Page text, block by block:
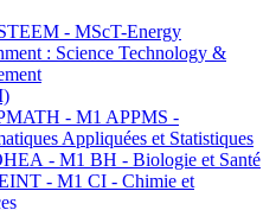
- MScT-Energy
: Science Technology &
- M1 APPMS -
Appliquées et Statistiques
- M1 BH - Biologie et Santé
- M1 CI - Chimie et